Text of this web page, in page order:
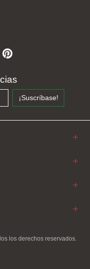
¡Suscríbase!
los derechos reservados.